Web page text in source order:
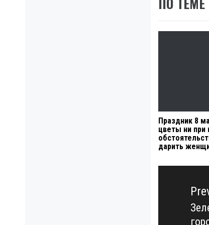
Праздник 8
цветы ни при
дарить
записям